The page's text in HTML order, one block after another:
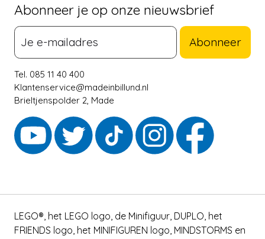
Abonneer je op onze nieuwsbrief
Abonneer
Tel. 085 11 40 400
Klantenservice@madeinbillund.nl
Brieltjenspolder 2, Made
LEGO®, het LEGO logo, de Minifiguur, DUPLO, het
FRIENDS logo, het MINIFIGUREN logo, MINDSTORMS en